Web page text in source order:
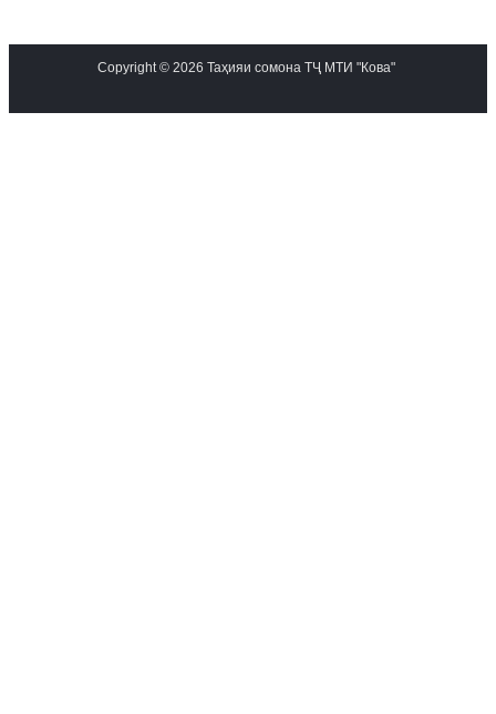
Copyright © 2026 Таҳияи сомона ТҶ МТИ "Кова"